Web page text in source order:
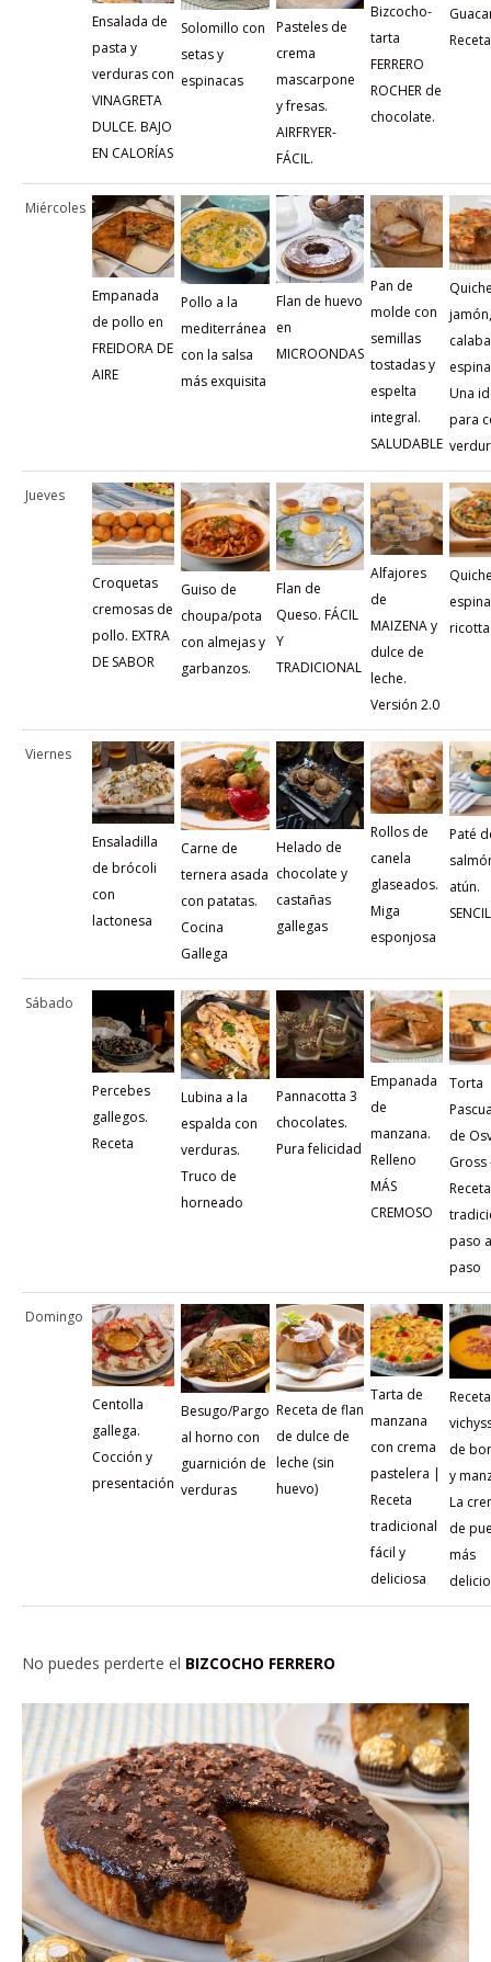
Ensalada de
pasta y
verduras con
VINAGRETA
DULCE. BAJO
EN CALORÍAS
Solomillo con
setas y
espinacas
Pasteles de
crema
mascarpone
y fresas.
AIRFRYER-
FÁCIL.
Bizcocho-
tarta
FERRERO
ROCHER de
chocolate.
Receta
Miércoles
Empanada
de pollo en
FREIDORA DE
AIRE
Pollo a la
mediterránea
con la salsa
más exquisita
Flan de huevo
en
MICROONDAS
Pan de
molde con
semillas
tostadas y
espelta
integral.
SALUDABLE
jamón,
Una
para
Jueves
Croquetas
cremosas de
pollo. EXTRA
DE SABOR
Guiso de
choupa/pota
con almejas y
garbanzos.
Flan de
Queso. FÁCIL
Y
TRADICIONAL
Alfajores
de
MAIZENA y
dulce de
leche.
Versión 2.0
ricotta
Viernes
Ensaladilla
de brócoli
con
lactonesa
Carne de
ternera asada
con patatas.
Cocina
Gallega
Helado de
chocolate y
castañas
gallegas
Rollos de
canela
glaseados.
Miga
esponjosa
Paté
atún.
Sábado
Percebes
gallegos.
Receta
Lubina a la
espalda con
verduras.
Truco de
horneado
Pannacotta 3
chocolates.
Pura felicidad
Empanada
de
manzana.
Relleno
MÁS
CREMOSO
Torta
de
Gross
Receta
paso a
paso
Domingo
Centolla
gallega.
Cocción y
presentación
Besugo/Pargo
al horno con
guarnición de
verduras
Receta de flan
de dulce de
leche (sin
huevo)
Tarta de
manzana
con crema
pastelera |
Receta
tradicional
fácil y
deliciosa
de
y
La
de
más
No puedes perderte el BIZCOCHO FERRERO